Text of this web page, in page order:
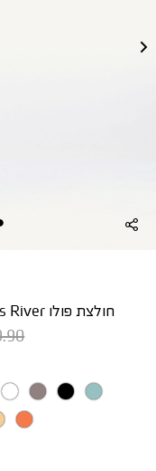
חולצת פולו Millers River עם צווארון ולוגו רקום לגברים
₪